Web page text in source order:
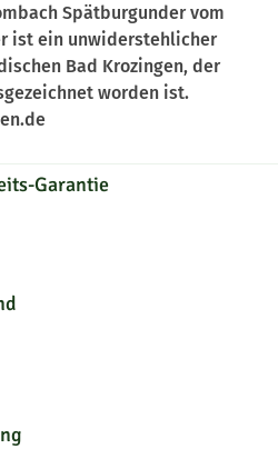
Spätburgunder vom
ist ein unwiderstehlicher
Bad Krozingen, der
worden ist.
Garantie